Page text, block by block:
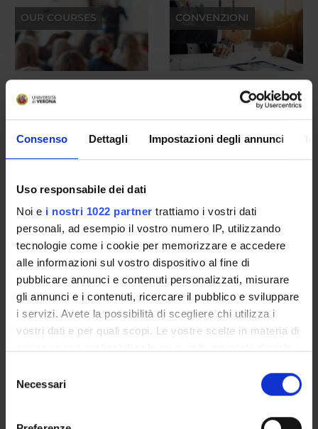
Consenso Dettagli Impostazioni degli annunci
Uso responsabile dei dati
Noi e i nostri 1022 partner trattiamo i vostri dati
personali, ad esempio il vostro numero IP, utilizzando
tecnologie come i cookie per memorizzare e accedere
alle informazioni sul vostro dispositivo al fine di
pubblicare annunci e contenuti personalizzati, misurare
gli annunci e i contenuti, ricercare il pubblico e sviluppare
i servizi. Avete la possibilità di scegliere chi utilizza i
vostri dati e per quali scopi. Le vostre scelte in materia di
modificare o revocare il proprio consenso in qualsiasi
momento dalla Dichiarazione sui cookie o facendo clic
delNecessari
OUR COURSES CONVENZIONI
OUR LABS
POD - CULTURE E
NEWS
Progetto “Virgilio invisibile” manoscritti antichi e